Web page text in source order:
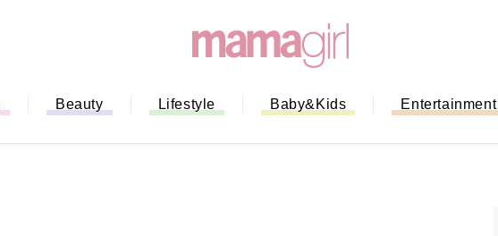
Beauty Lifestyle Baby&Kids Entertainment